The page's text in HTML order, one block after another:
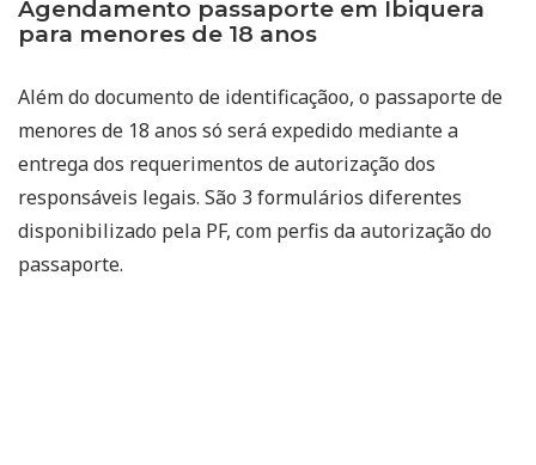
Agendamento passaporte em Ibiquera
para menores de 18 anos
Além do documento de identificaçãoo, o passaporte de
menores de 18 anos só será expedido mediante a
entrega dos requerimentos de autorização dos
responsáveis legais. São 3 formulários diferentes
disponibilizado pela PF, com perfis da autorização do
passaporte.